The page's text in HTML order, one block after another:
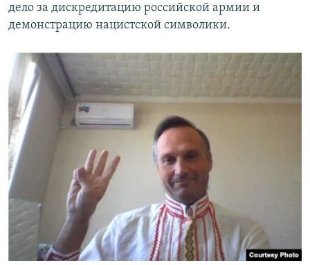
дело за дискредитацию российской армии и
демонстрацию нацистской символики.